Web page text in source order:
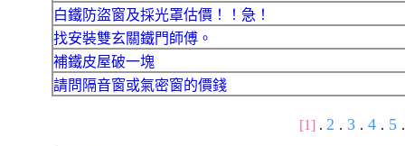
白鐵防盜窗及採光罩估價！！急！
找安裝雙玄關鐵門師傅。
補鐵皮屋破一塊
請問隔音窗或氣密窗的價錢
[1] . 2 . 3 . 4 . 5 .